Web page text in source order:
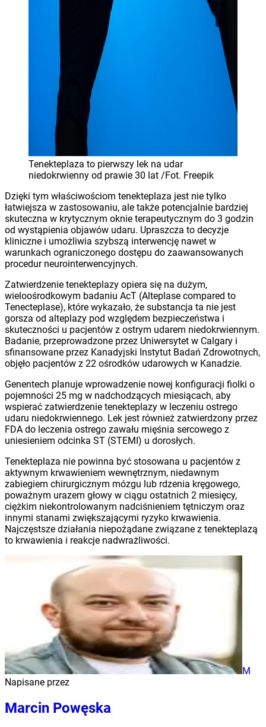
Tenekteplaza to pierwszy lek na udar
niedokrwienny od prawie 30 lat /Fot. Freepik
Dzięki tym właściwościom tenekteplaza jest nie tylko
łatwiejsza w zastosowaniu, ale także potencjalnie bardziej
skuteczna w krytycznym oknie terapeutycznym do 3 godzin
od wystąpienia objawów udaru. Upraszcza to decyzje
kliniczne i umożliwia szybszą interwencję nawet w
warunkach ograniczonego dostępu do zaawansowanych
procedur neurointerwencyjnych.
Zatwierdzenie tenekteplazy opiera się na dużym,
wieloośrodkowym badaniu AcT (Alteplase compared to
Tenecteplase), które wykazało, że substancja ta nie jest
gorsza od alteplazy pod względem bezpieczeństwa i
skuteczności u pacjentów z ostrym udarem niedokrwiennym.
Badanie, przeprowadzone przez Uniwersytet w Calgary i
sfinansowane przez Kanadyjski Instytut Badań Zdrowotnych,
objęło pacjentów z 22 ośrodków udarowych w Kanadzie.
Genentech planuje wprowadzenie nowej konfiguracji fiolki o
pojemności 25 mg w nadchodzących miesiącach, aby
wspierać zatwierdzenie tenekteplazy w leczeniu ostrego
udaru niedokrwiennego. Lek jest również zatwierdzony przez
FDA do leczenia ostrego zawału mięśnia sercowego z
uniesieniem odcinka ST (STEMI) u dorosłych.
Tenekteplaza nie powinna być stosowana u pacjentów z
aktywnym krwawieniem wewnętrznym, niedawnym
zabiegiem chirurgicznym mózgu lub rdzenia kręgowego,
poważnym urazem głowy w ciągu ostatnich 2 miesięcy,
ciężkim niekontrolowanym nadciśnieniem tętniczym oraz
innymi stanami zwiększającymi ryzyko krwawienia.
Najczęstsze działania niepożądane związane z tenekteplazą
to krwawienia i reakcje nadwrażliwości.
M
Napisane przez
Marcin Powęska